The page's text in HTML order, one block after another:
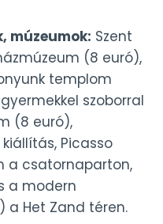
múzeumok: Szent
(8 euró),
templom
szoborral
(8 euró),
Picasso
a csatornaparton,
a modern
a Het Zand téren.